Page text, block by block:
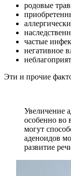
родовые
частые
негативное
Эти и прочие
Увеличение
особенно во
могут
аденоидов
развитие